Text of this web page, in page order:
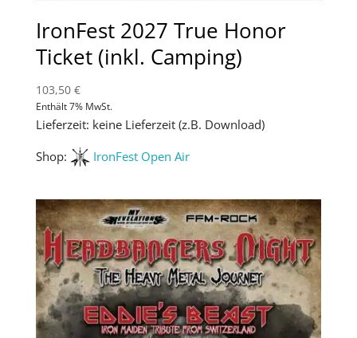
IronFest 2027 True Honor
Ticket (inkl. Camping)
103,50 €
Enthält 7% MwSt.
Lieferzeit: keine Lieferzeit (z.B. Download)
Shop:
IronFest Open Air